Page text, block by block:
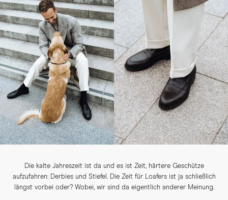
Die kalte Jahreszeit ist da und es ist Zeit, härtere Geschütze
aufzufahren: Derbies und Stiefel. Die Zeit für Loafers ist ja schließlich
längst vorbei oder? Wobei, wir sind da eigentlich anderer Meinung.